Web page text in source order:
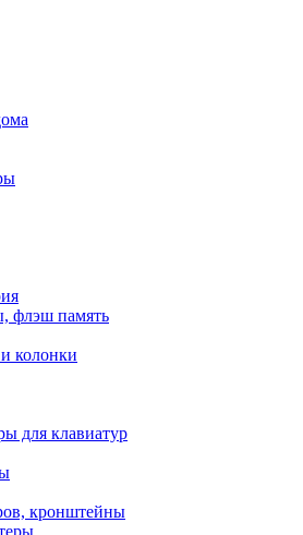
флэш память
колонки
для клавиатур
кронштейны